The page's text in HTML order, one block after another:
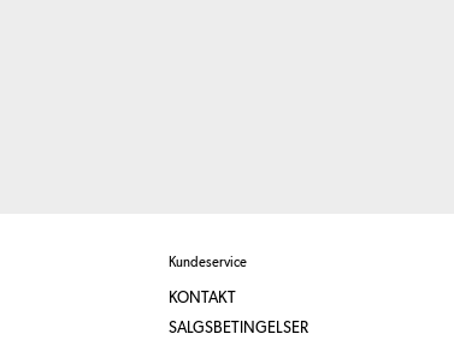
Kundeservice
KONTAKT
SALGSBETINGELSER